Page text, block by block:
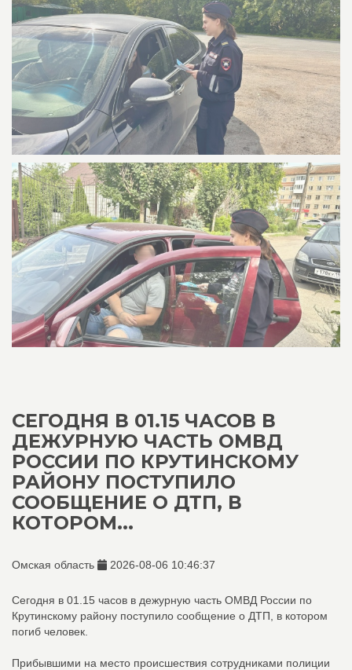
СЕГОДНЯ В 01.15 ЧАСОВ В
ДЕЖУРНУЮ ЧАСТЬ ОМВД
РОССИИ ПО КРУТИНСКОМУ
РАЙОНУ ПОСТУПИЛО
СООБЩЕНИЕ О ДТП, В
КОТОРОМ...
Омская область 2026-08-06 10:46:37
Сегодня в 01.15 часов в дежурную часть ОМВД России по
Крутинскому району поступило сообщение о ДТП, в котором
погиб человек.
Прибывшими на место происшествия сотрудниками полиции